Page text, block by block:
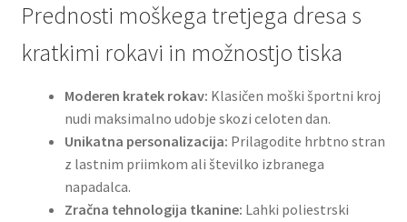
Prednosti moškega tretjega dresa s
kratkimi rokavi in možnostjo tiska
Moderen kratek rokav: Klasičen moški športni kroj
nudi maksimalno udobje skozi celoten dan.
Unikatna personalizacija: Prilagodite hrbtno stran
z lastnim priimkom ali številko izbranega
napadalca.
Zračna tehnologija tkanine: Lahki poliestrski